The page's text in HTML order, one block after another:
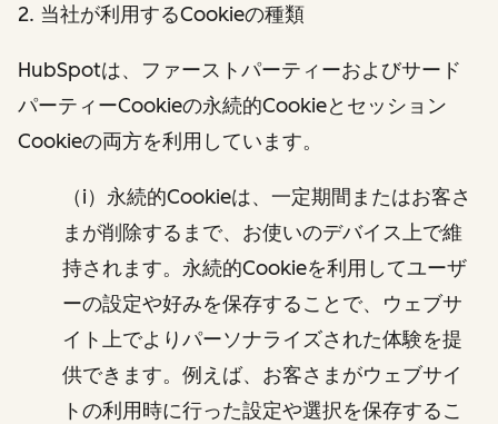
2. 当社が利用するCookieの種類
HubSpotは、ファーストパーティーおよびサード
パーティーCookieの永続的Cookieとセッション
Cookieの両方を利用しています。
（i）永続的Cookieは、一定期間またはお客さ
まが削除するまで、お使いのデバイス上で維
持されます。永続的Cookieを利用してユーザ
ーの設定や好みを保存することで、ウェブサ
イト上でよりパーソナライズされた体験を提
供できます。例えば、お客さまがウェブサイ
トの利用時に行った設定や選択を保存するこ